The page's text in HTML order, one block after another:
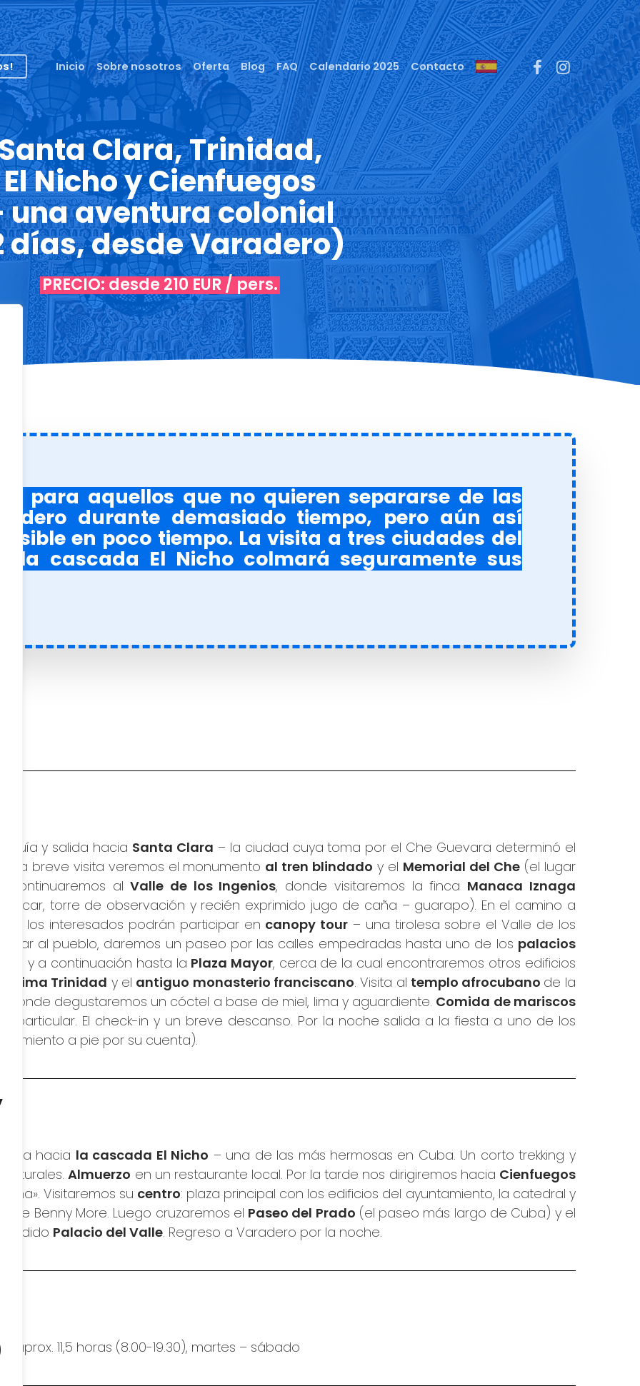
Inicio Sobre nosotros Oferta Blog FAQ Calendario 2025 Contacto facebookinstagram
Clara, Trinidad,
El Nicho y Cienfuegos
una aventura colonial
días, desde Varadero)
PRECIO: desde 210 EUR / pers.
para aquellos que no quieren separarse de las
durante demasiado tiempo, pero aún así
en poco tiempo. La visita a tres ciudades del
la cascada El Nicho colmará seguramente sus
guía y salida hacia Santa Clara – la ciudad cuya toma por el Che Guevara determinó el
breve visita veremos el monumento al tren blindado y el Memorial del Che(el lugar
Continuaremos alValle de los Ingenios, donde visitaremos la finca Manaca Iznaga
torre de observación y recién exprimido jugo de caña – guarapo). En el camino a
los interesados podrán participar en canopy tour – una tirolesa sobre el Valle de los
al pueblo, daremos un paseo por las calles empedradas hasta uno de los palacios
y a continuación hasta la Plaza Mayor, cerca de la cual encontraremos otros edificios
Trinidad y el antiguo monasterio franciscano. Visita al templo afrocubano de la
donde degustaremos un cóctel a base de miel, lima y aguardiente. Comida de mariscos
particular. El check-in y un breve descanso. Por la noche salida a la fiesta a uno de los
a pie por su cuenta).
hacia la cascada El Nicho – una de las más hermosas en Cuba. Un corto trekking y
naturales.Almuerzo en un restaurante local. Por la tarde nos dirigiremos hacia Cienfuegos
Visitaremos su centro: plaza principal con los edificios del ayuntamiento, la catedral y
de Benny More. Luego cruzaremos el Paseo del Prado (el paseo más largo de Cuba) y el
Palacio del Valle. Regreso a Varadero por la noche.
– aprox. 11,5 horas (8.00-19.30), martes – sábado
Menu